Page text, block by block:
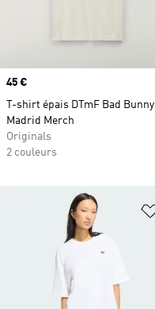
Prix
45 €
T-shirt épais DTmF Bad Bunny
Madrid Merch
Originals
2 couleurs